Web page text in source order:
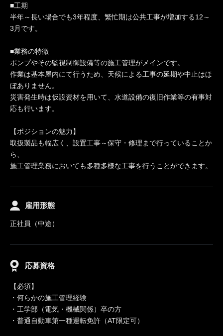
■工期
半年～長い場合でも3年程度、繁忙期は公共工事が増加する12～
3月です。
■業務の特徴
ポンプやその監視制御設備等の施工管理がメインです。
作業は基本屋内にて行うため、天候による工事の延期や中止はほ
ぼありません。
災害発生時は仮設資材を用いて、水道設備の復旧作業等の有事対
応も行います。
【ポジションの魅力】
取扱製品も幅広く、設置工事～保守・修理まで行っていることか
ら、
施工管理業務においても多種多様な工事を行うことができます。
雇用形態
正社員（中途）
応募資格
【必須】
・何らかの施工管理経験
・工学部（電気・機械関係）卒の方
・普通自動車第一種運転免許（AT限定可）